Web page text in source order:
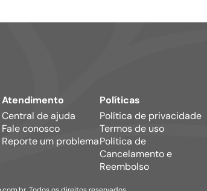
Atendimento
Central de ajuda
Fale conosco
Reporte um problema
Políticas
Política de privacidade
Termos de uso
Política de
Cancelamento e
Reembolso